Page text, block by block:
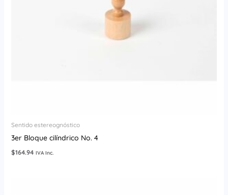
Sentido estereognóstico
3er Bloque cilíndrico No. 4
$164.94 IVA Inc.